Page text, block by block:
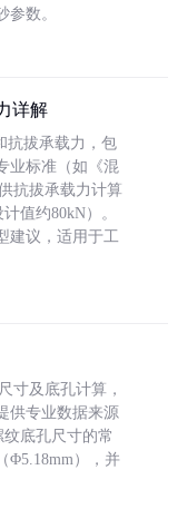
数。
详解
抗拔承载力，包
业标准（如《混
抗拔承载力计算
值约80kN）。
建议，适用于工
寸及底孔计算，
供专业数据来源
纹底孔尺寸的常
Φ5.18mm），并